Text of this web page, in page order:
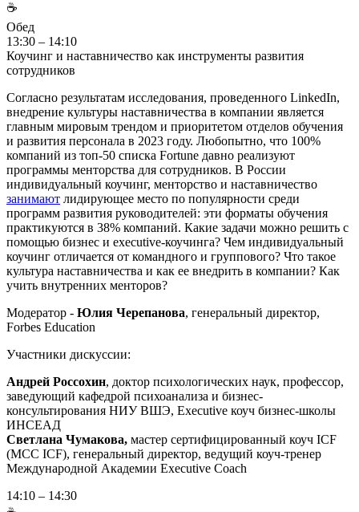
☕
Обед
13:30 – 14:10
Коучинг и наставничество как инструменты развития
сотрудников
Согласно результатам исследования, проведенного LinkedIn,
внедрение культуры наставничества в компании является
главным мировым трендом и приоритетом отделов обучения
и развития персонала в 2023 году. Любопытно, что 100%
компаний из топ-50 списка Fortune давно реализуют
программы менторства для сотрудников. В России
индивидуальный коучинг, менторство и наставничество
занимают лидирующее место по популярности среди
программ развития руководителей: эти форматы обучения
практикуются в 38% компаний. Какие задачи можно решить с
помощью бизнес и executive-коучинга? Чем индивидуальный
коучинг отличается от командного и группового? Что такое
культура наставничества и как ее внедрить в компании? Как
учить внутренних менторов?
Модератор - Юлия Черепанова, генеральный директор,
Forbes Education
Участники дискуссии:
Андрей Россохин, доктор психологических наук, профессор,
заведующий кафедрой психоанализа и бизнес-
консультирования НИУ ВШЭ, Executive коуч бизнес-школы
ИНСЕАД
Светлана Чумакова, мастер сертифицированный коуч ICF
(MCC ICF), генеральный директор, ведущий коуч-тренер
Международной Академии Executive Coach
14:10 – 14:30